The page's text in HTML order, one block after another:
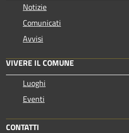
Notizie
Comunicati
Avvisi
VIVERE IL COMUNE
Luoghi
Eventi
CONTATTI